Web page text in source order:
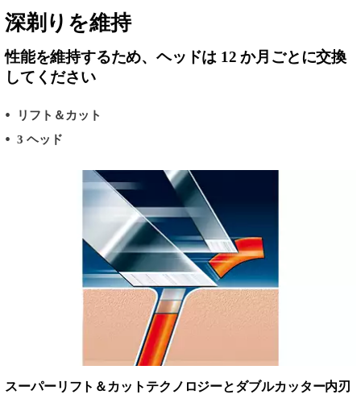
深剃りを維持
性能を維持するため、ヘッドは 12 か月ごとに交換
してください
リフト＆カット
3 ヘッド
スーパーリフト＆カットテクノロジーとダブルカッター内刃